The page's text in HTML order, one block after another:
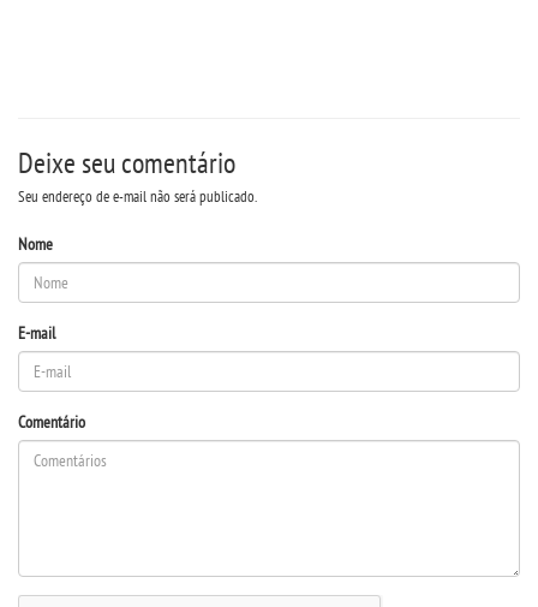
Deixe seu comentário
Seu endereço de e-mail não será publicado.
Nome
E-mail
Comentário